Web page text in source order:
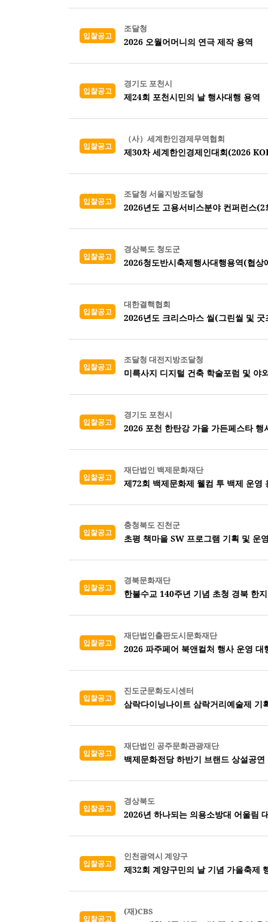
입찰공고
조달청
2026 오월어머니의 연극 제작 용역
입찰공고
경기도 포천시
제24회 포천시민의 날 행사대행 용역
입찰공고
（사）세계한인경제무역협회
제30차 세계한인경제인대회(2026
입찰공고
조달청 서울지방조달청
2026년도 고용서비스분야 컨퍼런스
입찰공고
경상북도 청도군
2026청도반시축제행사대행용역(협상
입찰공고
대한결핵협회
2026년도 크리스마스 씰(그린씰 및
입찰공고
조달청 대전지방조달청
미륵사지 디지털 건축 학술포럼 및 야
입찰공고
경기도 포천시
2026 포천 한탄강 가을 가든페스타
입찰공고
재단법인 백제문화재단
제72회 백제문화제 웰컴 투 백제 운영
입찰공고
충청북도 진천군
초평 책마을 SW 프로그램 기획 및 운
입찰공고
경북문화재단
한불수교 140주년 기념 초청 경북 한
입찰공고
재단법인출판도시문화재단
2026 파주페어 북앤컬처 행사 운영 대
입찰공고
진도군문화도시센터
삼락다이닝나이트 삼락거리예술제 기
입찰공고
재단법인 공주문화관광재단
백제문화전당 하반기 브랜드 상설공
입찰공고
경상북도
2026년 하나되는 의용소방대 어울림
입찰공고
인천광역시 계양구
제32회 계양구민의 날 기념 가을축제
입찰공고
(재)CBS